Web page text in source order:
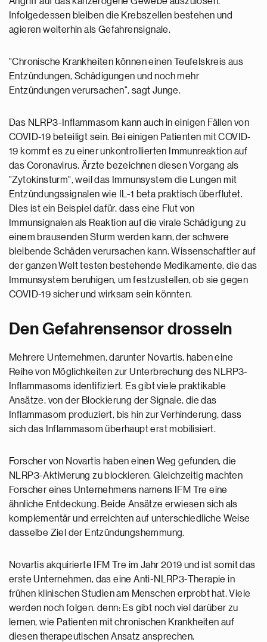
Infolgedessen bleiben die Krebszellen bestehen und
agieren weiterhin als Gefahrensignale.
"Chronische Krankheiten können einen Teufelskreis aus
Entzündungen, Schädigungen und noch mehr
Entzündungen verursachen", sagt Junge.
Das NLRP3-Inflammasom kann auch in einigen Fällen von
COVID-19 beteiligt sein. Bei einigen Patienten mit COVID-
19 kommt es zu einer unkontrollierten Immunreaktion auf
das Coronavirus. Ärzte bezeichnen diesen Vorgang als
"Zytokinsturm", weil das Immunsystem die Lungen mit
Entzündungssignalen wie IL-1 beta praktisch überflutet.
Dies ist ein Beispiel dafür, dass eine Flut von
Immunsignalen als Reaktion auf die virale Schädigung zu
einem brausenden Sturm werden kann, der schwere
bleibende Schäden verursachen kann. Wissenschaftler auf
der ganzen Welt testen bestehende Medikamente, die das
Immunsystem beruhigen, um festzustellen, ob sie gegen
COVID-19 sicher und wirksam sein könnten.
Den Gefahrensensor drosseln
Mehrere Unternehmen, darunter Novartis, haben eine
Reihe von Möglichkeiten zur Unterbrechung des NLRP3-
Inflammasoms identifiziert. Es gibt viele praktikable
Ansätze, von der Blockierung der Signale, die das
Inflammasom produziert, bis hin zur Verhinderung, dass
sich das Inflammasom überhaupt erst mobilisiert.
Forscher von Novartis haben einen Weg gefunden, die
NLRP3-Aktivierung zu blockieren. Gleichzeitig machten
Forscher eines Unternehmens namens IFM Tre eine
ähnliche Entdeckung. Beide Ansätze erwiesen sich als
komplementär und erreichten auf unterschiedliche Weise
dasselbe Ziel der Entzündungshemmung.
Novartis akquirierte IFM Tre im Jahr 2019 und ist somit das
erste Unternehmen, das eine Anti-NLRP3-Therapie in
frühen klinischen Studien am Menschen erprobt hat. Viele
werden noch folgen. denn: Es gibt noch viel darüber zu
lernen, wie Patienten mit chronischen Krankheiten auf
diesen therapeutischen Ansatz ansprechen.